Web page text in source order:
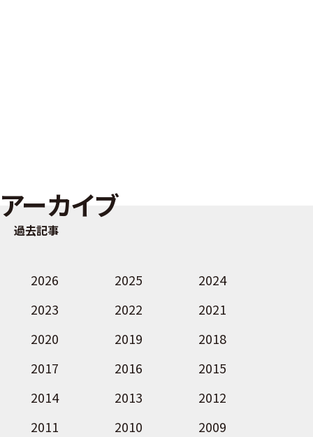
アーカイブ
過去記事
2026 2025
2024
2023
2022
2021
2020
2019
2018
2017
2016
2015
2014
2013
2012
2011
2010
2009